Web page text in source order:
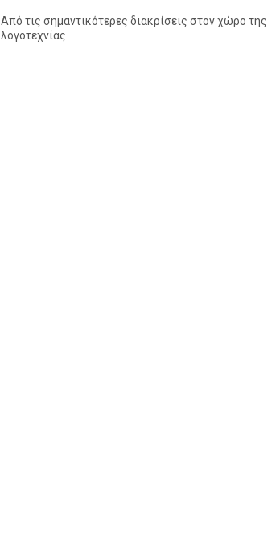
Από τις σημαντικότερες διακρίσεις στον χώρο της
λογοτεχνίας